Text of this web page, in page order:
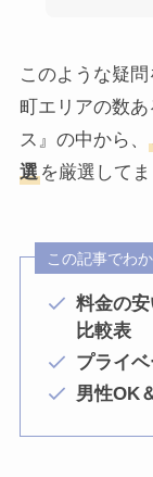
このような疑
町エリアの数
ス』の中から、
選を厳選してま
この記事でわ
料金の
比較表
プライ
男性OK